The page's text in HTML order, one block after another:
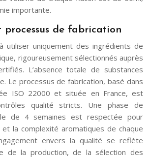
importante.
processus de fabrication
utiliser uniquement des ingrédients de
rigoureusement sélectionnés auprès
L’absence totale de substances
Le processus de fabrication, basé dans
ISO 22000 et située en France, est
qualité stricts. Une phase de
de 4 semaines est respectée pour
la complexité aromatiques de chaque
envers la qualité se reflète
de la production, de la sélection des